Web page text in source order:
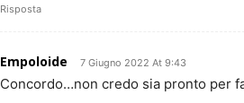
Risposta
Empoloide 7 Giugno 2022 At 9:43
Concordo…non credo sia pronto per